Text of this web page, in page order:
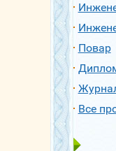
Повар
Все